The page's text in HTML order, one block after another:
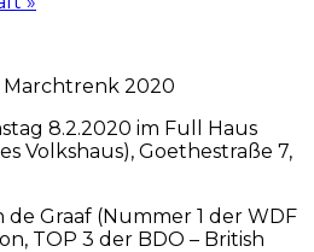
2020
8.2.2020 im Full Haus
Volkshaus), Goethestraße 7,
de Graaf (Nummer 1 der WDF
TOP 3 der BDO – British